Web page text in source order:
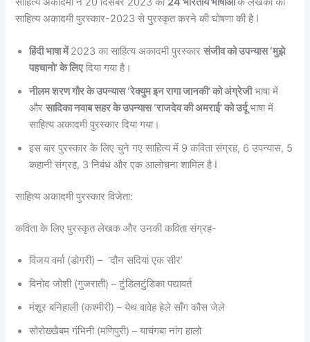
साहित्य अकादमी पुरस्कार-2023 से पुरस्कृत करने की घोषणा की है I
हिंदी भाषा में2023 का साहित्य अकादमी पुरस्कारसंजीव को उपन्यास ‘मुझे
पहचानो’ के लिएदिया गया है।
नीलम शरण गौर के उपन्यास ‘रेक्युम इन रागा जानकी’ को अंग्रेजीभाषा में
औरसादिका नवाब सहर के उपन्यास ‘राजदेव की अमराई’ को उर्दूभाषा में
साहित्य अकादमी पुरस्कार दिया गया।
इस बार पुरस्कार के लिए चुने गए साहित्य में 9 कविता संग्रह, 6 उपन्यास, 5
कहानी संग्रह, 3 निबंध और एक आलोचना शामिल है I
साहित्य अकादमी पुरस्कार विजेता:
कविता के लिए पुरस्कृत लेखक और उनकी कविता संग्रह-
विजय वर्मा (डोगरी) – ‘दौन सदियां एक सीर’
विनोद जोशी (गुजराती) – टुंडिलटुंडिका पद्यावर्त
मंशूर बनिहाली (कश्मीरी) – येथ वावेह हेले साँग कौस जेले
सोरोख्खैबम गंभिनी (मणिपुरी) – याचंगबा नांग हालो